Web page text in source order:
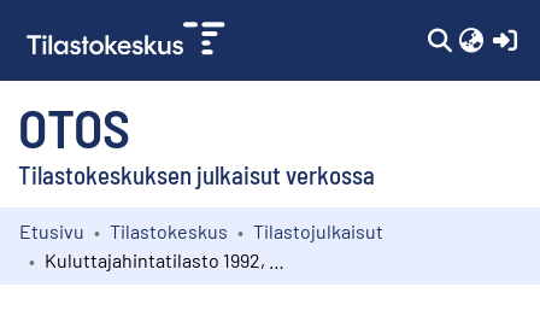
OTOS
Tilastokeskuksen julkaisut verkossa
Kokoelmat
Etusivu Tilastokeskus
Tilastojulkaisut